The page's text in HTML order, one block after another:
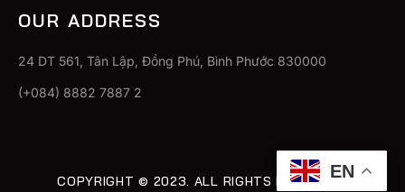
OUR ADDRESS
24 DT 561, Tân Lập, Đồng Phú, Bình Phước 830000
(+084) 8882 7887 2
COPYRIGHT © 2023. ALL RIGHTS RESERVED.
EN